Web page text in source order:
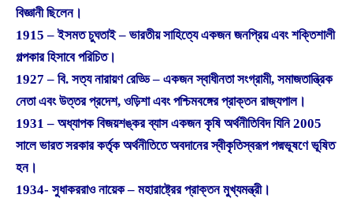
বিজ্ঞানী ছিলেন।
1915 – ইসমত চুঘতাই – ভারতীয় সাহিত্যে একজন জনপ্রিয় এবং শক্তিশালী
গল্পকার হিসাবে পরিচিত।
1927 – বি. সত্য নারায়ণ রেড্ডি – একজন স্বাধীনতা সংগ্রামী, সমাজতান্ত্রিক
নেতা এবং উত্তর প্রদেশ, ওড়িশা এবং পশ্চিমবঙ্গের প্রাক্তন রাজ্যপাল।
1931 – অধ্যাপক বিজয়শঙ্কর ব্যাস একজন কৃষি অর্থনীতিবিদ যিনি 2005
সালে ভারত সরকার কর্তৃক অর্থনীতিতে অবদানের স্বীকৃতিস্বরূপ পদ্মভূষণে ভূষিত
হন।
1934- সুধাকররাও নায়েক – মহারাষ্ট্রের প্রাক্তন মুখ্যমন্ত্রী।